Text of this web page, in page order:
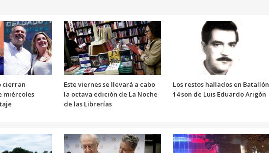
cierran
miércoles
Este viernes se llevará a cabo
la octava edición de La Noche
de las Librerías
Los restos hallados en Batallón
14 son de Luis Eduardo Arigón